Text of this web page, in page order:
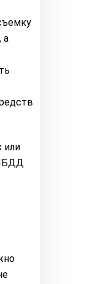
а
или